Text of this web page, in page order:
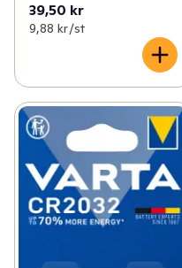
39,50 kr
9,88 kr /st